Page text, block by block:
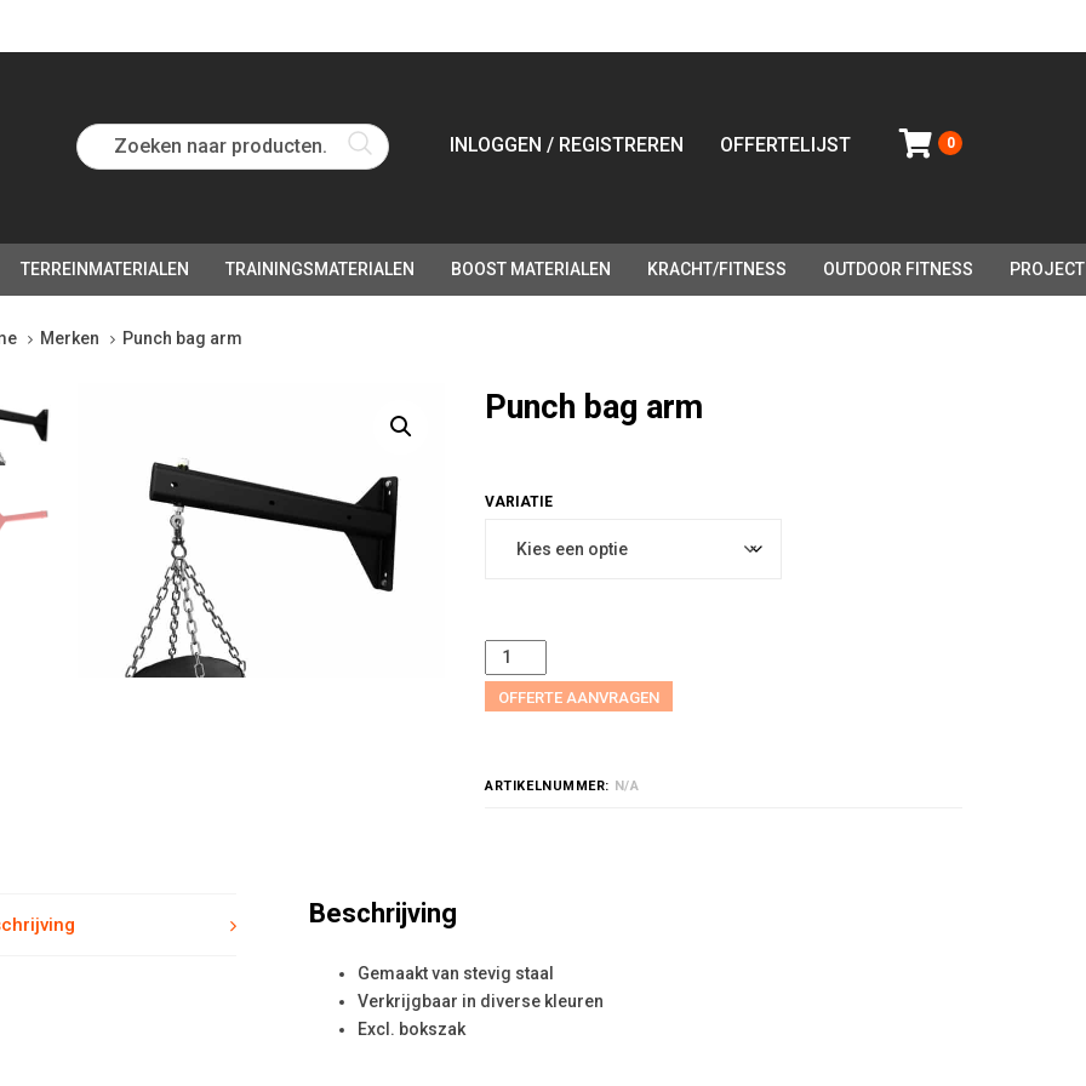
Zoeken naar producten... INLOGGEN / REGISTREREN OFFERTELIJST 0
TERREINMATERIALEN TRAININGSMATERIALEN BOOST MATERIALEN KRACHT/FITNESS OUTDOOR FITNESS
Merken Punch bag arm
Punch bag arm
OFFERTE AANVRAGEN
ARTIKELNUMMER: N/A
Beschrijving
Gemaakt van stevig staal
Verkrijgbaar in diverse kleuren
Excl. bokszak